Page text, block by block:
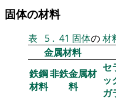
固体の材料
表 5 . 41 固体の材
金属材料
鉄鋼
材料
非鉄金属材
料
セ
ッ
ガ